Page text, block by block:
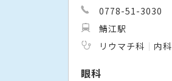
0778-51-3030
鯖江駅
リウマチ科
内科
眼科